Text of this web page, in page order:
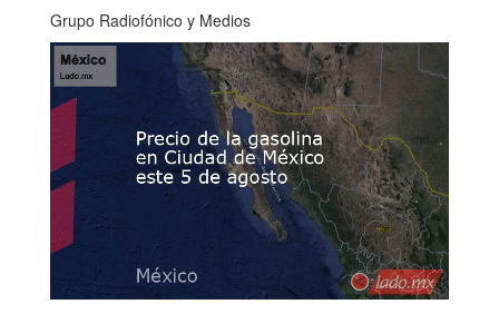
Grupo Radiofónico y Medios